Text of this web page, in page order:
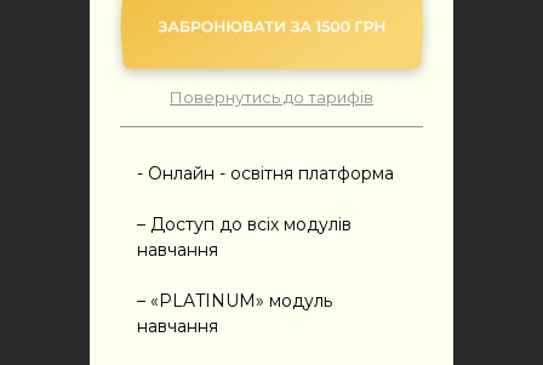
Повернутись до тарифів
- Онлайн - освітня платформа
– Доступ до всіх модулів
навчання
– «PLATINUM» модуль
навчання